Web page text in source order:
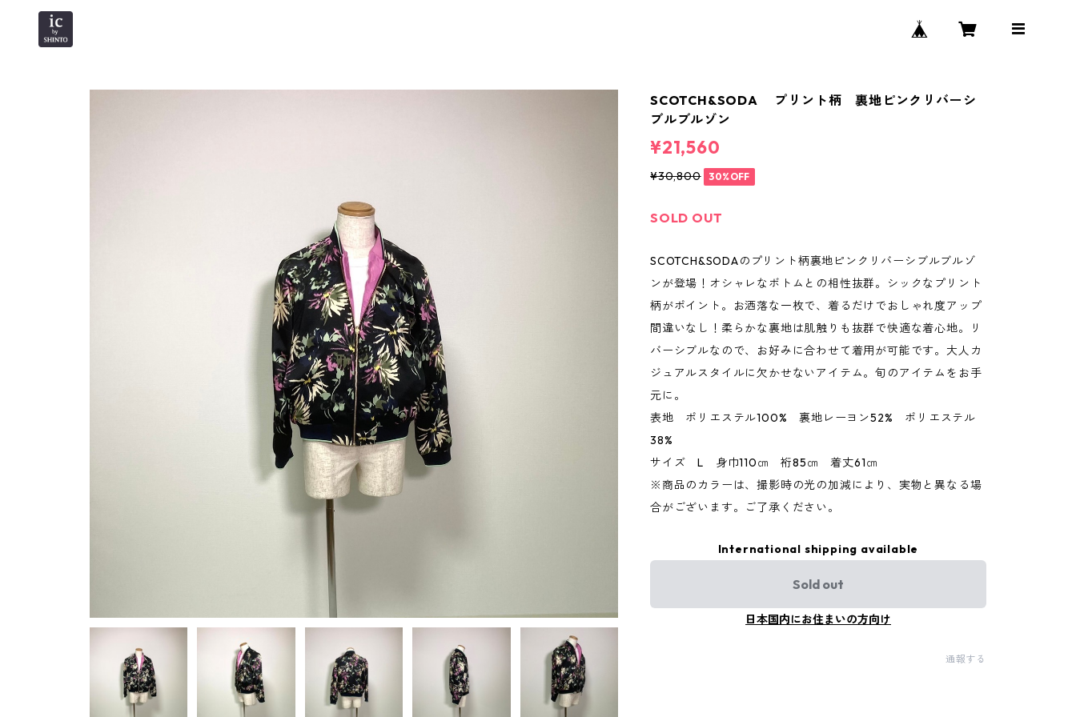
SCOTCH&SODA プリント柄 裏地ピンクリバーシ
ブルブルゾン
¥21,560
¥30,800 30%OFF
SOLD OUT
SCOTCH&SODAのプリント柄裏地ピンクリバーシブルブルゾ
ンが登場！オシャレなボトムとの相性抜群。シックなプリント
柄がポイント。お洒落な一枚で、着るだけでおしゃれ度アップ
間違いなし！柔らかな裏地は肌触りも抜群で快適な着心地。リ
バーシブルなので、お好みに合わせて着用が可能です。大人カ
ジュアルスタイルに欠かせないアイテム。旬のアイテムをお手
元に。
表地 ポリエステル100% 裏地レーヨン52% ポリエステル
38%
サイズ L 身巾110㎝ 裄85㎝ 着丈61㎝
※商品のカラーは、撮影時の光の加減により、実物と異なる場
合がございます。ご了承ください。
International shipping available
Sold out
日本国内にお住まいの方向け
通報する